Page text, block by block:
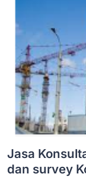
Jasa
dan survey